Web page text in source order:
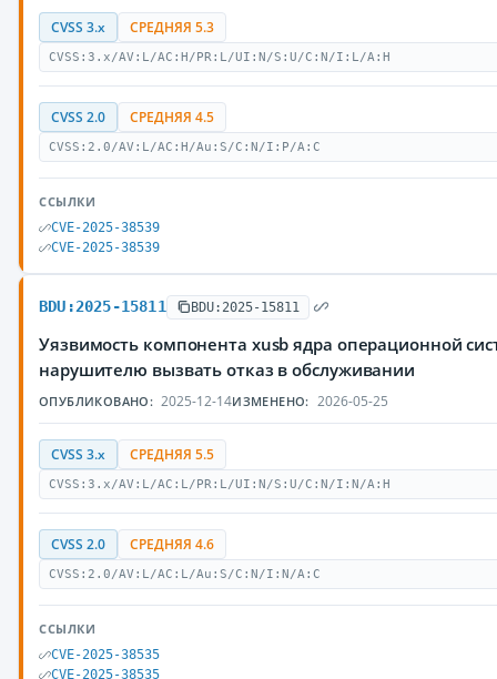
CVSS 3.x СРЕДНЯЯ 5.3
CVSS:3.x/AV:L/AC:H/PR:L/UI:N/S:U/C:N/I:L/A:H
CVSS 2.0 СРЕДНЯЯ 4.5
CVSS:2.0/AV:L/AC:H/Au:S/C:N/I:P/A:C
ССЫЛКИ
CVE-2025-38539
CVE-2025-38539
BDU:2025-15811 BDU:2025-15811
Уязвимость компонента xusb ядра операционной
нарушителю вызвать отказ в обслуживании
ОПУБЛИКОВАНО: 2025-12-14ИЗМЕНЕНО: 2026-05-25
CVSS 3.x СРЕДНЯЯ 5.5
CVSS:3.x/AV:L/AC:L/PR:L/UI:N/S:U/C:N/I:N/A:H
CVSS 2.0 СРЕДНЯЯ 4.6
CVSS:2.0/AV:L/AC:L/Au:S/C:N/I:N/A:C
ССЫЛКИ
CVE-2025-38535
CVE-2025-38535